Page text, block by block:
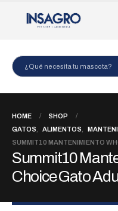
HOME
SHOP
GATOS
ALIMENTOS
SUMMIT10 MANTENIMIENTO
Summit10
Choice Gato